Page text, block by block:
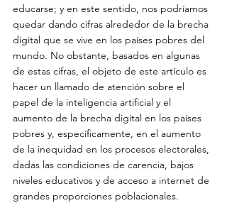
educarse; y en este sentido, nos podríamos
quedar dando cifras alrededor de la brecha
digital que se vive en los países pobres del
mundo. No obstante, basados en algunas
de estas cifras, el objeto de este artículo es
hacer un llamado de atención sobre el
papel de la inteligencia artificial y el
aumento de la brecha digital en los países
pobres y, específicamente, en el aumento
de la inequidad en los procesos electorales,
dadas las condiciones de carencia, bajos
niveles educativos y de acceso a internet de
grandes proporciones poblacionales.